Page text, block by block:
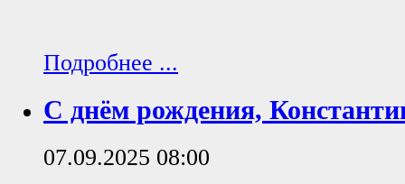
Подробнее ...
С днём рождения,
07.09.2025 08:00